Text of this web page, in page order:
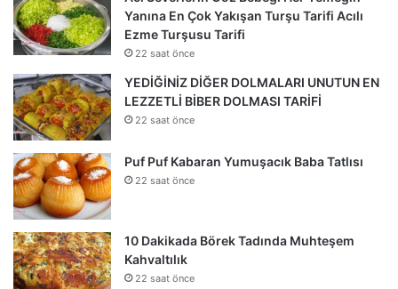
Yanına En Çok Yakışan Turşu Tarifi Acılı
Ezme Turşusu Tarifi
22 saat önce
YEDİĞİNİZ DİĞER DOLMALARI UNUTUN EN
LEZZETLİ BİBER DOLMASI TARİFİ
22 saat önce
Puf Puf Kabaran Yumuşacık Baba Tatlısı
22 saat önce
10 Dakikada Börek Tadında Muhteşem
Kahvaltılık
22 saat önce